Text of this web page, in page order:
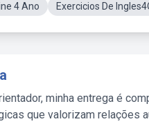
4 Ano
Exercicios De
minha entrega é
que valorizam relações